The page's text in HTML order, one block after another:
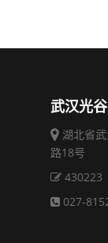
武汉光
湖北省
路18号
430223
027-